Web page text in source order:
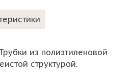
из полиэтиленовой
структурой.